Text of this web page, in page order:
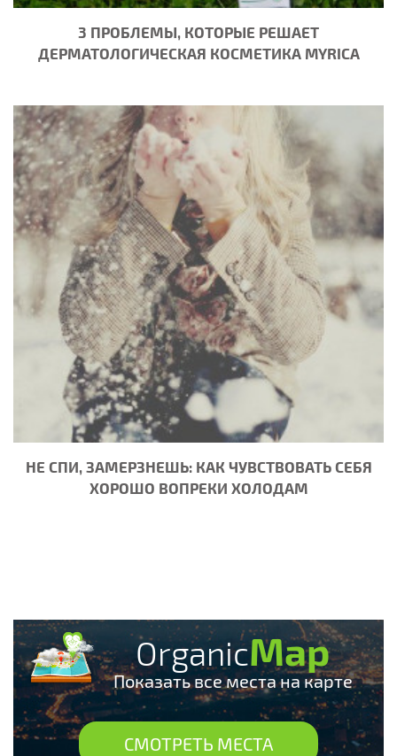
3 ПРОБЛЕМЫ, КОТОРЫЕ РЕШАЕТ
ДЕРМАТОЛОГИЧЕСКАЯ КОСМЕТИКА MYRICA
НЕ СПИ, ЗАМЕРЗНЕШЬ: КАК ЧУВСТВОВАТЬ СЕБЯ
ХОРОШО ВОПРЕКИ ХОЛОДАМ
OrganicMap
Показать все места на карте
СМОТРЕТЬ МЕСТА